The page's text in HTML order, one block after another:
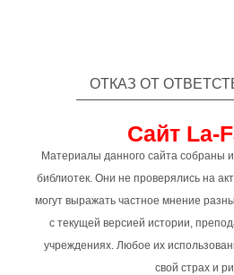
ОТКАЗ ОТ
Сайт La-
Материалы данного сайта собраны
библиотек. Они не проверялись на
могут выражать частное мнение
с текущей версией истории,
учреждениях. Любое их
свой страх и